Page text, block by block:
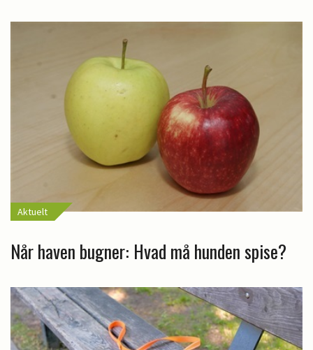
Aktuelt
Når haven bugner: Hvad må hunden spise?